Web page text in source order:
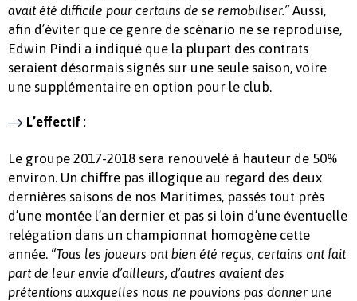
avait été difficile pour certains de se remobiliser.”Aussi,
afin d’éviter que ce genre de scénario ne se reproduise,
Edwin Pindi a indiqué que la plupart des contrats
seraient désormais signés sur une seule saison, voire
une supplémentaire en option pour le club.
L’effectif :
Le groupe 2017-2018 sera renouvelé à hauteur de 50%
environ. Un chiffre pas illogique au regard des deux
dernières saisons de nos Maritimes, passés tout près
d’une montée l’an dernier et pas si loin d’une éventuelle
relégation dans un championnat homogène cette
année. “Tous les joueurs ont bien été reçus, certains ont fait
part de leur envie d’ailleurs, d’autres avaient des
prétentions auxquelles nous ne pouvions pas donner une